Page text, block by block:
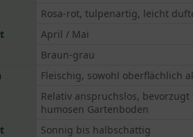
Rosa-rot, tulpenartig, leicht
April / Mai
Braun-grau
Fleischig, sowohl oberflächlich
Relativ anspruchslos,
humosen Gartenboden
Sonnig bis halbschattig